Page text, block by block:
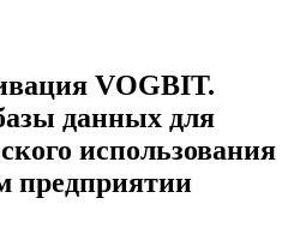
VOGBIT.
данных для
использования
предприятии